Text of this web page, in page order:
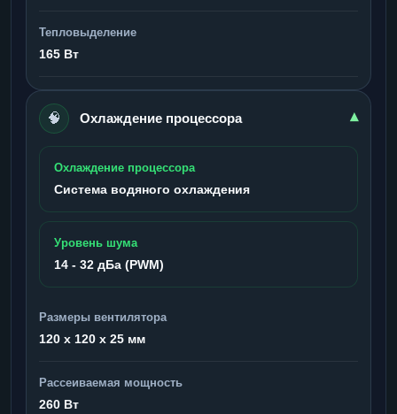
Тепловыделение
165 Вт
🧠 Охлаждение процессора ▾
Охлаждение процессора
Система водяного охлаждения
Уровень шума
14 - 32 дБа (PWM)
Размеры вентилятора
120 x 120 x 25 мм
Рассеиваемая мощность
260 Вт